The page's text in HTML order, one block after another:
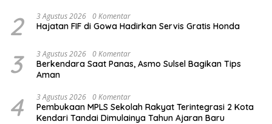
2 3 Agustus 2026 0 Komentar
Hajatan FIF di Gowa Hadirkan Servis Gratis Honda
3 3 Agustus 2026 0 Komentar
Berkendara Saat Panas, Asmo Sulsel Bagikan Tips
Aman
4 3 Agustus 2026 0 Komentar
Pembukaan MPLS Sekolah Rakyat Terintegrasi 2 Kota
Kendari Tandai Dimulainya Tahun Ajaran Baru